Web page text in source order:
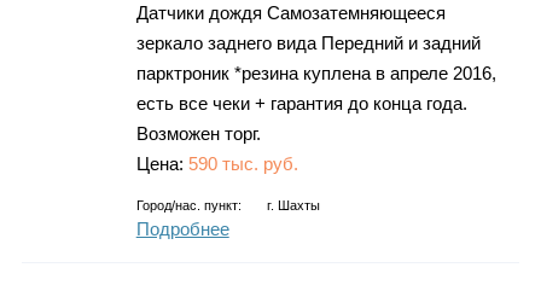
Датчики дождя Самозатемняющееся
зеркало заднего вида Передний и задний
парктроник *резина куплена в апреле 2016,
есть все чеки + гарантия до конца года.
Возможен торг.
Цена: 590 тыс. руб.
Город/нас. пункт: г. Шахты
Подробнее